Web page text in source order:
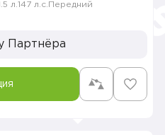
л. 147 л.с. Передний
Партнёра